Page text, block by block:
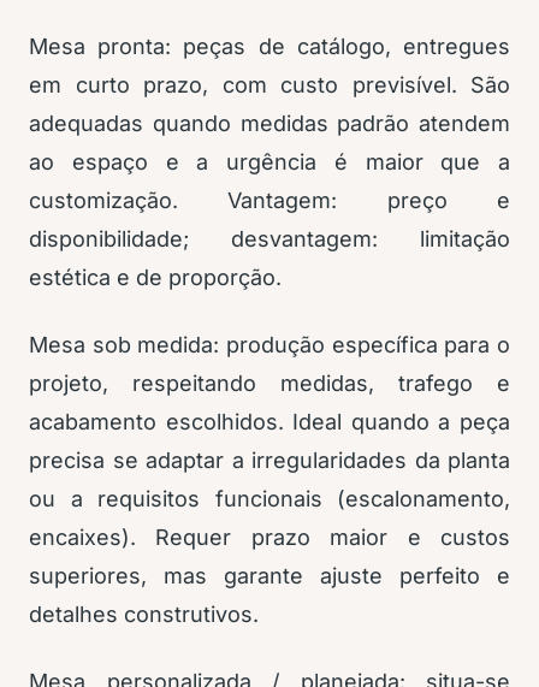
Mesa pronta: peças de catálogo, entregues
em curto prazo, com custo previsível. São
adequadas quando medidas padrão atendem
ao espaço e a urgência é maior que a
customização. Vantagem: preço e
disponibilidade; desvantagem: limitação
estética e de proporção.
Mesa sob medida: produção específica para o
projeto, respeitando medidas, trafego e
acabamento escolhidos. Ideal quando a peça
precisa se adaptar a irregularidades da planta
ou a requisitos funcionais (escalonamento,
encaixes). Requer prazo maior e custos
superiores, mas garante ajuste perfeito e
detalhes construtivos.
Mesa personalizada / planejada: situa-se